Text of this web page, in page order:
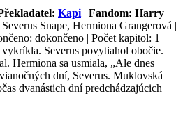
Kapi | Fandom: Harry
Snape, Hermiona Grangerová |
dokončeno | Počet kapitol: 1
vykríkla. Severus povytiahol obočie.
Hermiona sa usmiala, „Ale dnes
dní, Severus. Muklovská
dvanástich dní predchádzajúcich